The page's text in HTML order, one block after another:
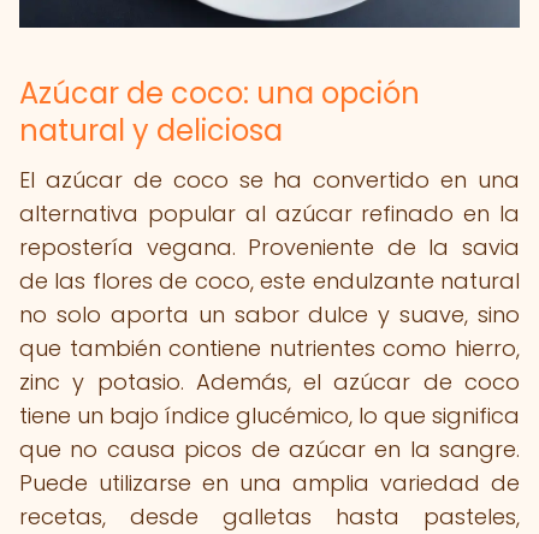
Azúcar de coco: una opción
natural y deliciosa
El azúcar de coco se ha convertido en una
alternativa popular al azúcar refinado en la
repostería vegana. Proveniente de la savia
de las flores de coco, este endulzante natural
no solo aporta un sabor dulce y suave, sino
que también contiene nutrientes como hierro,
zinc y potasio. Además, el azúcar de coco
tiene un bajo índice glucémico, lo que significa
que no causa picos de azúcar en la sangre.
Puede utilizarse en una amplia variedad de
recetas, desde galletas hasta pasteles,